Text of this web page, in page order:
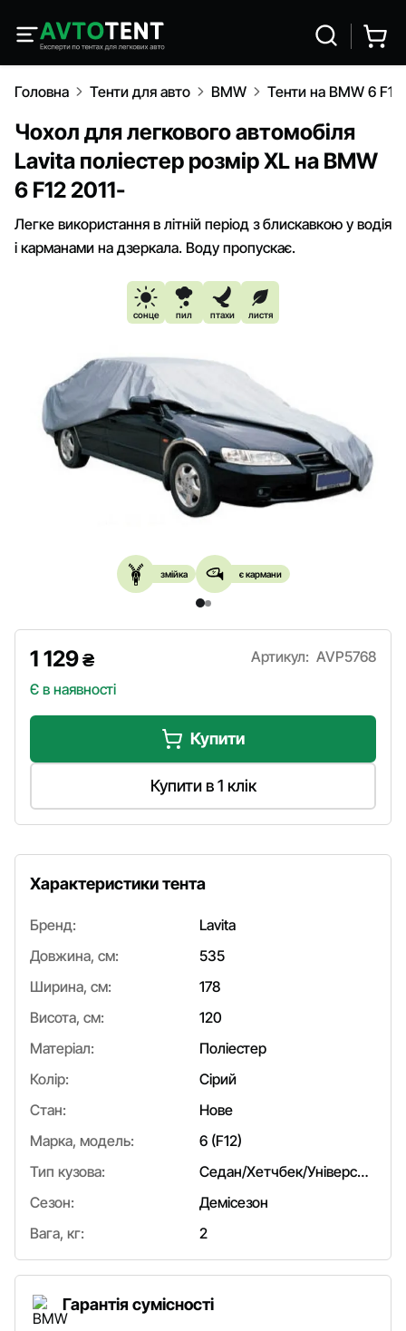
Головна Тенти для авто BMW Тенти на BMW 6 F12
Чохол для легкового автомобіля
Lavita поліестер розмір XL на BMW
6 F12 2011-
Легке використання в літній період з блискавкою у водія
і карманами на дзеркала. Воду пропускає.
сонце пил птахи листя
змійка є кармани
1 129₴
Є в наявності
Артикул: AVP5768
Купити
Купити в 1 клік
Характеристики тента
Бренд:
Lavita
Довжина, см:
535
Ширина, см:
178
Висота, см:
120
Матеріал:
Поліестер
Колір:
Сірий
Стан:
Нове
Марка, модель:
6 (F12)
Тип кузова:
Седан/Хетчбек/Універсал
Сезон:
Демісезон
Вага, кг:
2
Гарантія сумісності